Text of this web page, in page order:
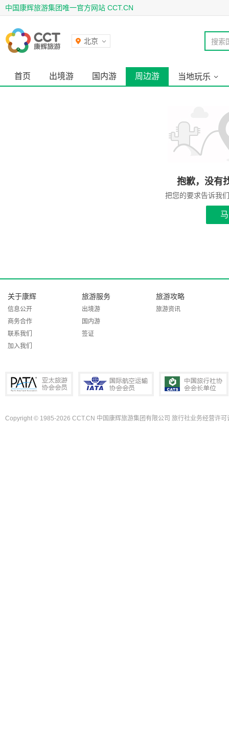
中国康辉旅游集团唯一官方网站 CCT.CN
北京 搜索
首页 出境游 国内游 周边游 当地玩乐
抱歉，没有
把您的要求告诉我
关于康辉
信息公开
商务合作
联系我们
加入我们
旅游服务
出境游
国内游
签证
旅游攻略
旅游资讯
Copyright © 1985-2026 CCT.CN 中国康辉旅游集团有限公司 旅行社业务经营许